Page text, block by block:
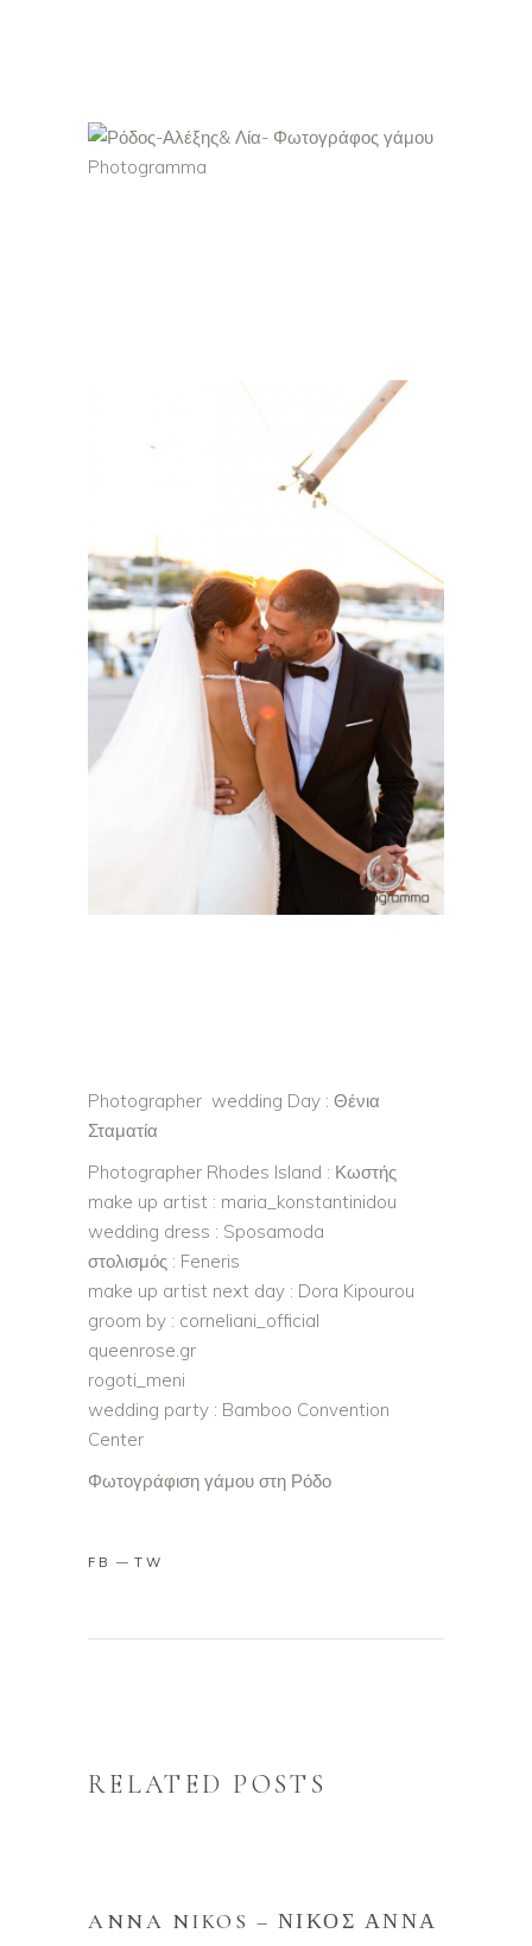
Photographer wedding Day : Θένια
Σταματία
Photographer Rhodes Island : Κωστής
make up artist : maria_konstantinidou
wedding dress : Sposamoda
στολισμός : Feneris
make up artist next day : Dora Kipourou
groom by : corneliani_official
queenrose.gr
rogoti_meni
wedding party : Bamboo Convention
Center
Φωτογράφιση γάμου στη Ρόδο
FB TW
RELATED POSTS
ANNA NIKOS – ΝΊΚΟΣ ΆΝΝΑ